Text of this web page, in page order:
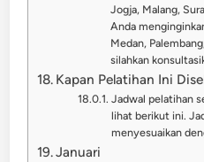
Jogja, Malang,
Anda
Medan,
silahkan
Kapan Pelatihan Ini
Jadwal pelatihan
lihat berikut ini.
menyesuaikan
Januari